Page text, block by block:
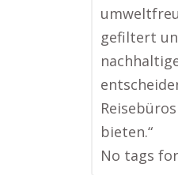
gefiltert
bieten.“
No tags